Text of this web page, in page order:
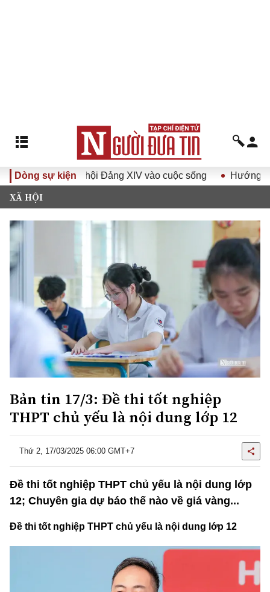
Dòng sự kiện
quyết Đại hội Đảng XIV vào cuộc sống Hướng tới Đại
XÃ HỘI
Bản tin 17/3: Đề thi tốt nghiệp
THPT chủ yếu là nội dung lớp 12
Thứ 2, 17/03/2025 06:00 GMT+7
Đề thi tốt nghiệp THPT chủ yếu là nội dung lớp
12; Chuyên gia dự báo thế nào về giá vàng...
Đề thi tốt nghiệp THPT chủ yếu là nội dung lớp 12